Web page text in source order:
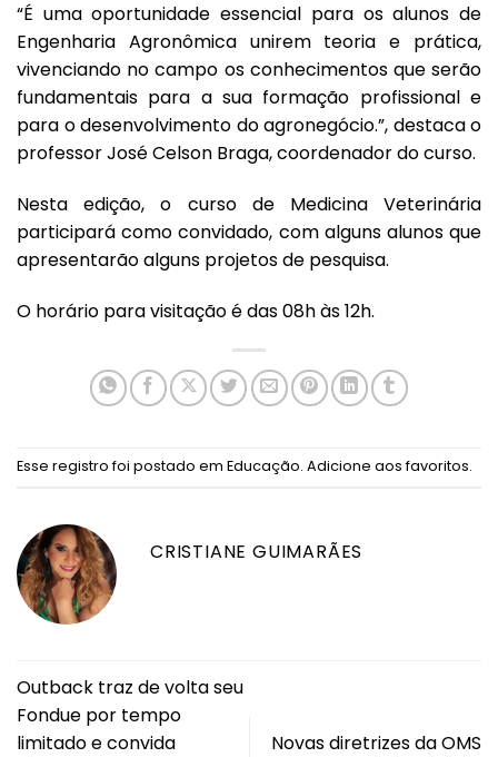
“É uma oportunidade essencial para os alunos de
Engenharia Agronômica unirem teoria e prática,
vivenciando no campo os conhecimentos que serão
fundamentais para a sua formação profissional e
para o desenvolvimento do agronegócio.”, destaca o
professor José Celson Braga, coordenador do curso.
Nesta edição, o curso de Medicina Veterinária
participará como convidado, com alguns alunos que
apresentarão alguns projetos de pesquisa.
O horário para visitação é das 08h às 12h.
Esse registro foi postado em Educação. Adicione aos favoritos.
CRISTIANE GUIMARÃES
Outback traz de volta seu
Fondue por tempo
limitado e convida
Novas diretrizes da OMS